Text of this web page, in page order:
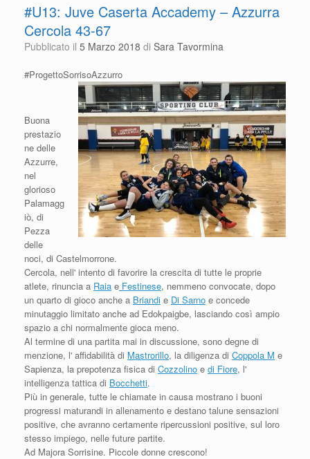
#U13: Juve Caserta Accademy – Azzurra
Cercola 43-67
Pubblicato il 5 Marzo 2018 di Sara Tavormina
#ProgettoSorrisoAzzurro
Buona
prestazio
ne delle
Azzurre,
nel
glorioso
Palamagg
iò, di
Pezza
delle
noci, di Castelmorrone.
Cercola, nell' intento di favorire la crescita di tutte le proprie
atlete, rinuncia a Raia e Festinese, nemmeno convocate, dopo
un quarto di gioco anche a Briandi e Di Sarno e concede
minutaggio limitato anche ad Edokpaigbe, lasciando così ampio
spazio a chi normalmente gioca meno.
Al termine di una partita mai in discussione, sono degne di
menzione, l' affidabilità di Mastrorillo, la diligenza di Coppola M e
Sapienza, la prepotenza fisica di Cozzolino e di Fiore, l'
intelligenza tattica di Bocchetti.
Più in generale, tutte le chiamate in causa mostrano i buoni
progressi maturandi in allenamento e destano talune sensazioni
positive, che avranno certamente ripercussioni positive, sul loro
stesso impiego, nelle future partite.
Ad Majora Sorrisine. Piccole donne crescono!